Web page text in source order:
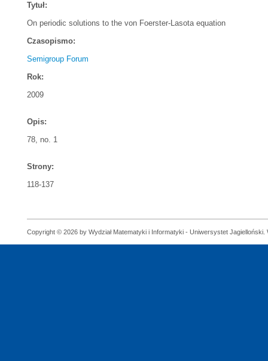
Tytuł:
On periodic solutions to the von Foerster-Lasota equation
Czasopismo:
Semigroup Forum
Rok:
2009
Opis:
78, no. 1
Strony:
118-137
Copyright © 2026 by Wydział Matematyki i Informatyki - Uniwersystet